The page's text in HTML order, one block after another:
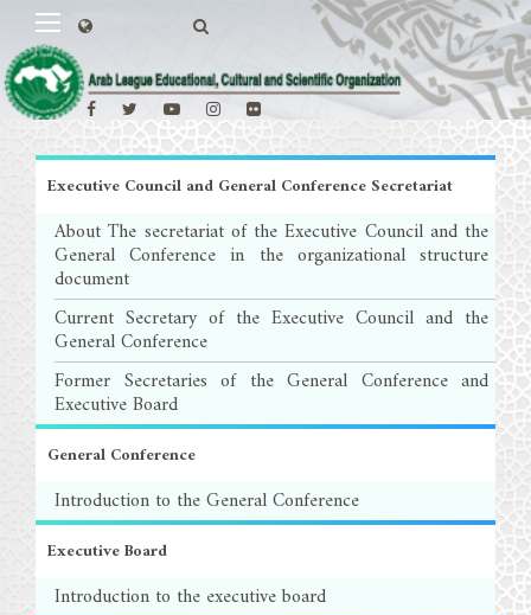
Executive Council and General Conference Secretariat
About The secretariat of the Executive Council and the
General Conference in the organizational structure
document
Current Secretary of the Executive Council and the
General Conference
Former Secretaries of the General Conference and
Executive Board
General Conference
Introduction to the General Conference
Executive Board
Introduction to the executive board